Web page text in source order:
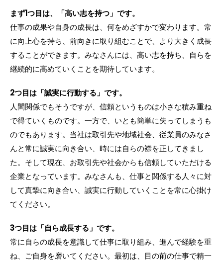
まず1つ目は、「高い志を持つ」です。
仕事の成果や自身の成長は、何をめざすかで変わります。常
に向上心を持ち、前向きに取り組むことで、より大きく成長
することができます。みなさんには、高い志を持ち、自らを
継続的に高めていくことを期待しています。
2つ目は「誠実に行動する」です。
人間関係でもそうですが、信頼というものは小さな積み重ね
で得ていくものです。一方で、いとも簡単に失ってしまうも
のでもあります。当社は取引先や地域社会、従業員のみなさ
んと常に誠実に向き合い、時には自らの襟を正してきまし
た。そして現在、お取引先や社会からも信頼していただける
企業となっています。みなさんも、仕事と関係する人々に対
して真摯に向き合い、誠実に行動していくことを常に心掛け
てください。
3つ目は「自ら成長する」です。
常に自らの成長を意識して仕事に取り組み、進んで経験を重
ね、ご自身を磨いてください。最初は、目の前の仕事で精一